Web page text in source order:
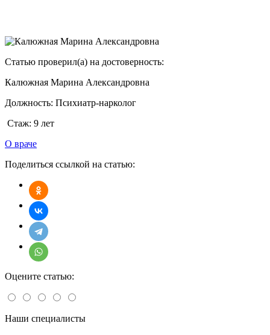
Статью проверил(а) на достоверность:
Калюжная Марина Александровна
Должность: Психиатр-нарколог
Стаж: 9 лет
О враче
Поделиться ссылкой на статью:
Оцените статью:
Наши специалисты